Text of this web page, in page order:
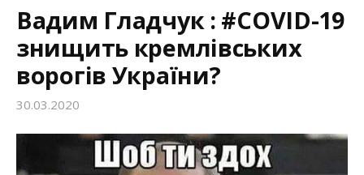
Вадим Гладчук : #COVID-19
знищить кремлівських
ворогів України?
30.03.2020